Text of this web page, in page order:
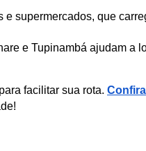
supermercados, que
e Tupinambá ajudam a
facilitar sua rota.